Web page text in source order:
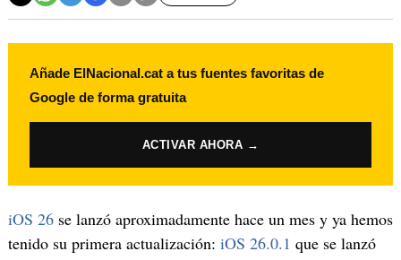
Añade ElNacional.cat a tus fuentes favoritas de
Google de forma gratuita
ACTIVAR AHORA →
iOS 26se lanzó aproximadamente hace un mes y ya hemos
tenido su primera actualización: iOS 26.0.1 que se lanzó